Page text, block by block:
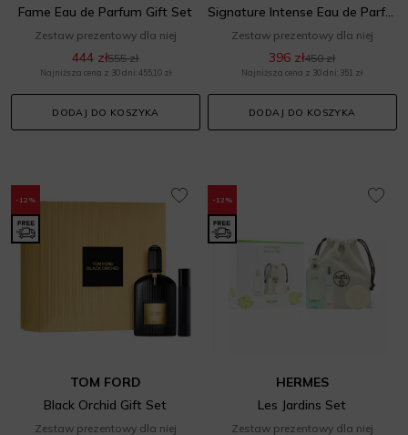
Fame Eau de Parfum Gift Set
Zestaw prezentowy dla niej
444 zł555 zł
Najniższa cena z 30 dni: 455,10 zł
DODAJ DO KOSZYKA
Signature Intense Eau de Parfum Gift Set
Zestaw prezentowy dla niej
396 zł450 zł
Najniższa cena z 30 dni: 351 zł
DODAJ DO KOSZYKA
-12%
TOM FORD
Black Orchid Gift Set
Zestaw prezentowy dla niej
-12%
HERMES
Les Jardins Set
Zestaw prezentowy dla niej